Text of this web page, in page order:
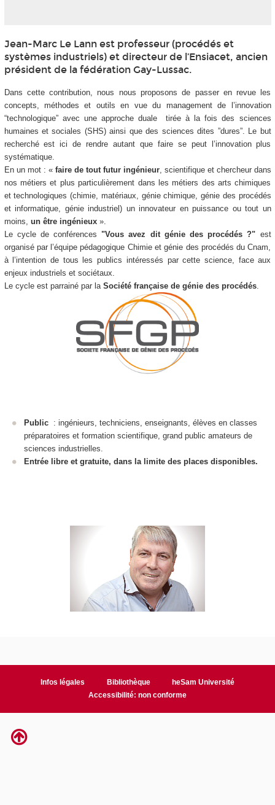
Jean-Marc Le Lann est professeur (procédés et
systèmes industriels) et directeur de l’Ensiacet, ancien
président de la fédération Gay-Lussac.
Dans cette contribution, nous nous proposons de passer en revue les
concepts, méthodes et outils en vue du management de l’innovation
“technologique” avec une approche duale tirée à la fois des sciences
humaines et sociales (SHS) ainsi que des sciences dites ”dures”. Le but
recherché est ici de rendre autant que faire se peut l’innovation plus
systématique.
En un mot : « faire de tout futur ingénieur, scientifique et chercheur dans
nos métiers et plus particulièrement dans les métiers des arts chimiques
et technologiques (chimie, matériaux, génie chimique, génie des procédés
et informatique, génie industriel) un innovateur en puissance ou tout un
moins, un être ingénieux».
Le cycle de conférences"Vous avez dit génie des procédés ?" est
organisé par l’équipe pédagogique Chimie et génie des procédés du Cnam,
à l’intention de tous les publics intéressés par cette science, face aux
enjeux industriels et sociétaux.
Le cycle est parrainé par la Société française de génie des procédés.
Public : ingénieurs, techniciens, enseignants, élèves en classes
préparatoires et formation scientifique, grand public amateurs de
sciences industrielles.
Entrée libre et gratuite, dans la limite des places disponibles.
Infos légales Bibliothèque
heSam Université
Accessibilité: non conforme